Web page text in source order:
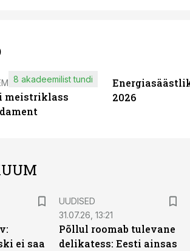
meistriklass
8 akadeemilist tundi
2026
ei saa
UUDISED
31.07.26, 13:21
Põllul roomab tulevane
delikatess: Eesti ainsas